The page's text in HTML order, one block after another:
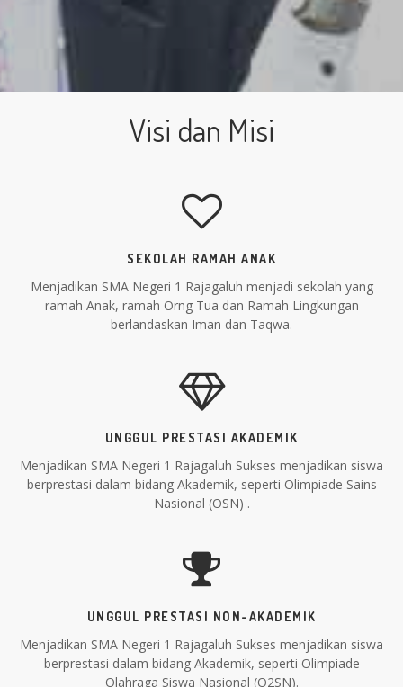
Visi dan Misi
SEKOLAH RAMAH ANAK
Menjadikan SMA Negeri 1 Rajagaluh menjadi sekolah yang
ramah Anak, ramah Orng Tua dan Ramah Lingkungan
berlandaskan Iman dan Taqwa.
UNGGUL PRESTASI AKADEMIK
Menjadikan SMA Negeri 1 Rajagaluh Sukses menjadikan siswa
berprestasi dalam bidang Akademik, seperti Olimpiade Sains
Nasional (OSN) .
UNGGUL PRESTASI NON-AKADEMIK
Menjadikan SMA Negeri 1 Rajagaluh Sukses menjadikan siswa
berprestasi dalam bidang Akademik, seperti Olimpiade
Olahraga Siswa Nasional (O2SN).